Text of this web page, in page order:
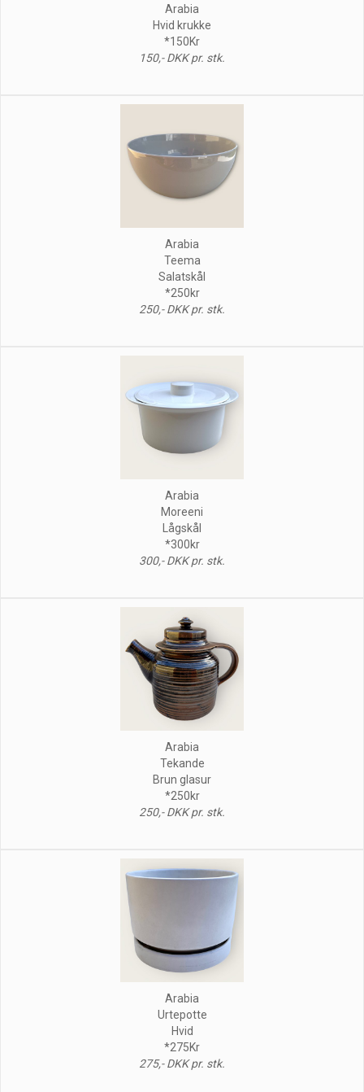
Arabia
Hvid krukke
*150Kr
150,- DKK pr. stk.
Arabia
Teema
Salatskål
*250kr
250,- DKK pr. stk.
Arabia
Moreeni
Lågskål
*300kr
300,- DKK pr. stk.
Arabia
Tekande
Brun glasur
*250kr
250,- DKK pr. stk.
Arabia
Urtepotte
Hvid
*275Kr
275,- DKK pr. stk.